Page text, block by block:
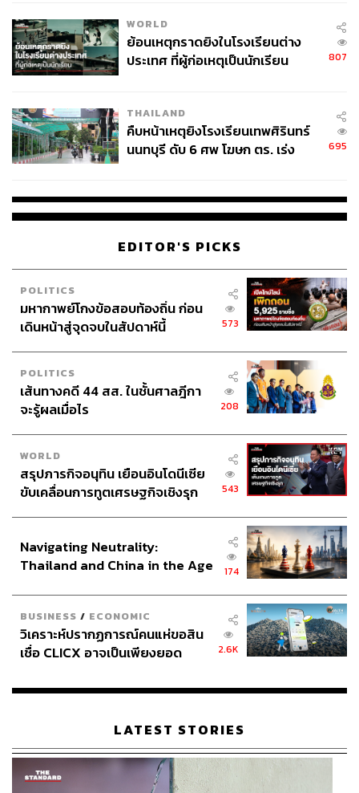
WORLD
ย้อนเหตุกราดยิงในโรงเรียนต่าง
ประเทศ ที่ผู้ก่อเหตุเป็นนักเรียน
807
THAILAND
คืบหน้าเหตุยิงโรงเรียนเทพศิรินทร์
นนทบุรี ดับ 6 ศพ โฆษก ตร. เร่ง
695
EDITOR'S PICKS
POLITICS
มหากาพย์โกงข้อสอบท้องถิ่น ก่อน
เดินหน้าสู่จุดจบในสัปดาห์นี้
573
POLITICS
เส้นทางคดี 44 สส. ในชั้นศาลฎีกา
จะรู้ผลเมื่อไร
208
WORLD
สรุปภารกิจอนุทิน เยือนอินโดนีเซีย
ขับเคลื่อนการทูตเศรษฐกิจเชิงรุก
543
Navigating Neutrality:
Thailand and China in the Age
174
BUSINESS / ECONOMIC
วิเคราะห์ปรากฏการณ์คนแห่ขอสิน
เชื่อ CLICX อาจเป็นเพียงยอด
เรือนไทยที่ถูกซุกไว้
2.6K
LATEST STORIES